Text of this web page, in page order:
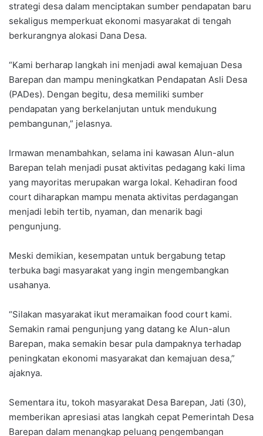
strategi desa dalam menciptakan sumber pendapatan baru
sekaligus memperkuat ekonomi masyarakat di tengah
berkurangnya alokasi Dana Desa.
“Kami berharap langkah ini menjadi awal kemajuan Desa
Barepan dan mampu meningkatkan Pendapatan Asli Desa
(PADes). Dengan begitu, desa memiliki sumber
pendapatan yang berkelanjutan untuk mendukung
pembangunan,” jelasnya.
Irmawan menambahkan, selama ini kawasan Alun-alun
Barepan telah menjadi pusat aktivitas pedagang kaki lima
yang mayoritas merupakan warga lokal. Kehadiran food
court diharapkan mampu menata aktivitas perdagangan
menjadi lebih tertib, nyaman, dan menarik bagi
pengunjung.
Meski demikian, kesempatan untuk bergabung tetap
terbuka bagi masyarakat yang ingin mengembangkan
usahanya.
“Silakan masyarakat ikut meramaikan food court kami.
Semakin ramai pengunjung yang datang ke Alun-alun
Barepan, maka semakin besar pula dampaknya terhadap
peningkatan ekonomi masyarakat dan kemajuan desa,”
ajaknya.
Sementara itu, tokoh masyarakat Desa Barepan, Jati (30),
memberikan apresiasi atas langkah cepat Pemerintah Desa
Barepan dalam menangkap peluang pengembangan